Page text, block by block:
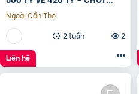
LVCC
Ngoài Cần Thơ
2 tuần
2
Liên hệ